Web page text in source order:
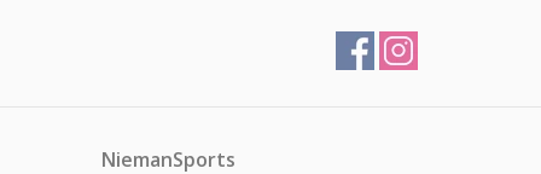
NiemanSports